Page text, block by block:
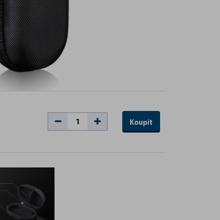
Koupit